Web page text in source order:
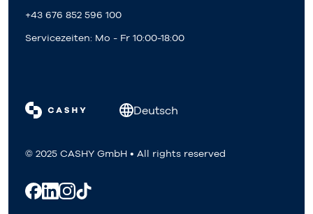
+43 676 852 596 100
Servicezeiten: Mo - Fr 10:00-18:00
Deutsch
© 2025 CASHY GmbH • All rights reserved